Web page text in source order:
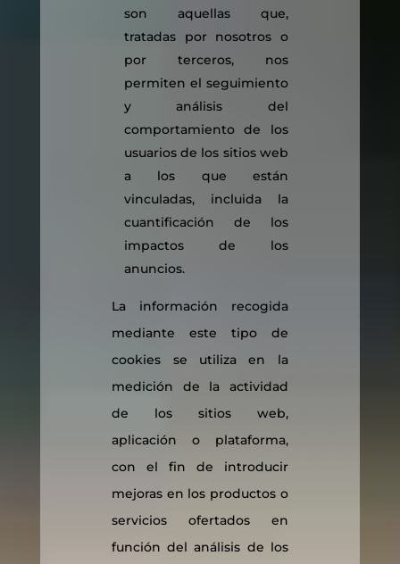
son aquellas que,
tratadas por nosotros o
por terceros, nos
permiten el seguimiento
y análisis del
comportamiento de los
usuarios de los sitios web
a los que están
vinculadas, incluida la
cuantificación de los
impactos de los
anuncios.
La información recogida
mediante este tipo de
cookies se utiliza en la
medición de la actividad
de los sitios web,
aplicación o plataforma,
con el fin de introducir
mejoras en los productos o
servicios ofertados en
función del análisis de los